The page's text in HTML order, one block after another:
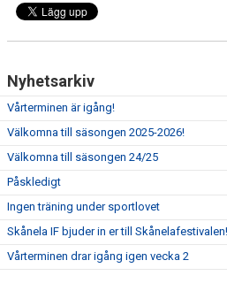
Nyhetsarkiv
Vårterminen är igång!
Välkomna till säsongen 2025-2026!
Välkomna till säsongen 24/25
Påskledigt
Ingen träning under sportlovet
Skånela IF bjuder in er till Skånelafestivalen!
Vårterminen drar igång igen vecka 2